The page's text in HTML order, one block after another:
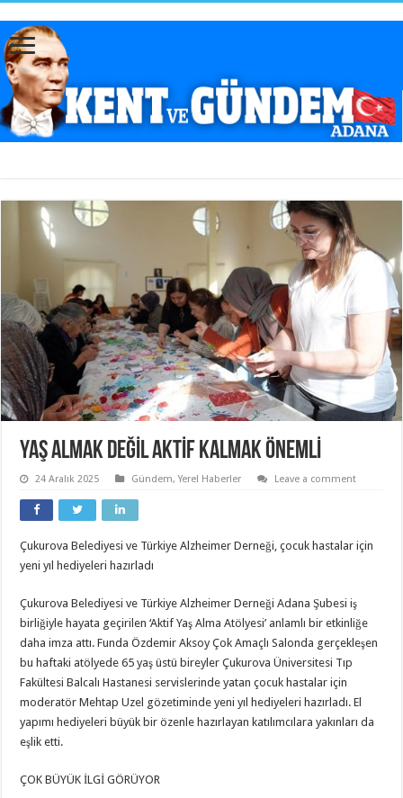
YAŞ ALMAK DEĞİL AKTİF KALMAK ÖNEMLİ
24 Aralık 2025 Gündem,Yerel Haberler Leave a comment
Çukurova Belediyesi ve Türkiye Alzheimer Derneği, çocuk hastalar için
yeni yıl hediyeleri hazırladı
Çukurova Belediyesi ve Türkiye Alzheimer Derneği Adana Şubesi iş
birliğiyle hayata geçirilen ‘Aktif Yaş Alma Atölyesi’ anlamlı bir etkinliğe
daha imza attı. Funda Özdemir Aksoy Çok Amaçlı Salonda gerçekleşen
bu haftaki atölyede 65 yaş üstü bireyler Çukurova Üniversitesi Tıp
Fakültesi Balcalı Hastanesi servislerinde yatan çocuk hastalar için
moderatör Mehtap Uzel gözetiminde yeni yıl hediyeleri hazırladı. El
yapımı hediyeleri büyük bir özenle hazırlayan katılımcılara yakınları da
eşlik etti.
ÇOK BÜYÜK İLGİ GÖRÜYOR